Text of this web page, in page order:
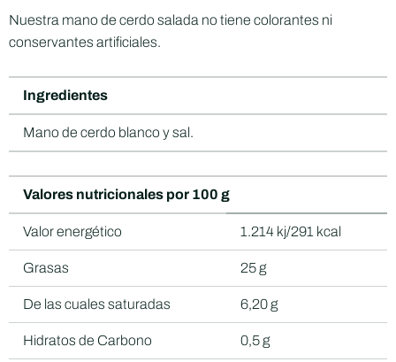
Nuestra mano de cerdo salada no tiene colorantes ni
conservantes artificiales.
Ingredientes
Mano de cerdo blanco y sal.
Valores nutricionales por 100 g
Valor energético 1.214 kj/291 kcal
Grasas 25 g
De las cuales saturadas 6,20 g
Hidratos de Carbono 0,5 g